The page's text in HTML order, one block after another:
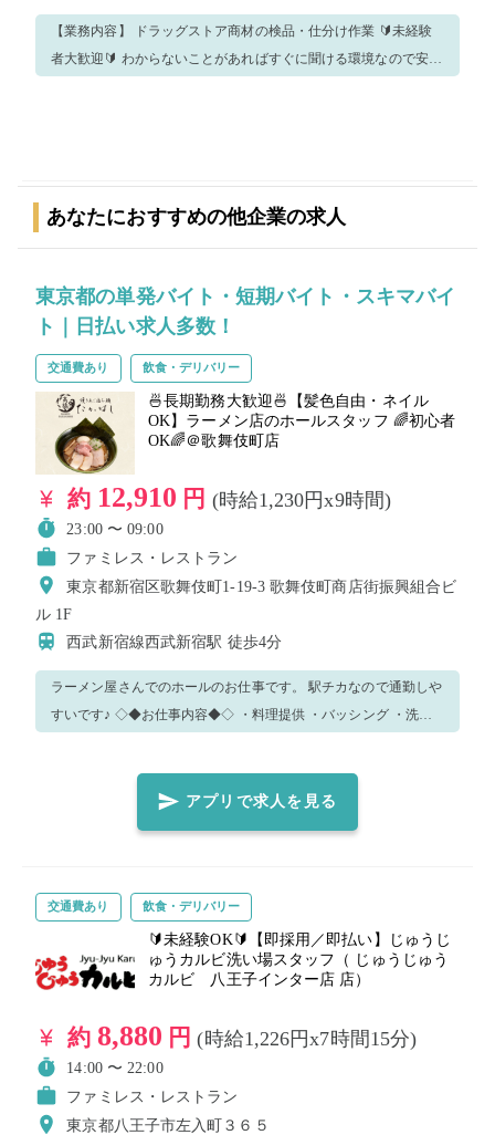
【業務内容】 ドラッグストア商材の検品・仕分け作業 🔰未経験
者大歓迎🔰 わからないことがあればすぐに聞ける環境なので安心
あなたにおすすめの他企業の求人
東京都の単発バイト・短期バイト・スキマバイ
ト｜日払い求人多数！
交通費あり 飲食・デリバリー
🍜長期勤務大歓迎🍜【髪色自由・ネイル
OK】ラーメン店のホールスタッフ 🌈初心者
OK🌈＠歌舞伎町店
約 12,910 円 (時給1,230円x9時間)
23:00 〜 09:00
ファミレス・レストラン
東京都新宿区歌舞伎町1-19-3 歌舞伎町商店街振興組合ビ
ル 1F
西武新宿線西武新宿駅 徒歩4分
ラーメン屋さんでのホールのお仕事です。 駅チカなので通勤しや
すいです♪ ◇◆お仕事内容◆◇ ・料理提供 ・バッシング ・洗い
レクチャーさせていただきますので、安心してご就業いただけま
す！ わからないことや困ったことがあったら、気軽に質問してく
えください。 時計、ネックレス、指輪やアクセサリーは勤務前に
外してください。 ◇◆継続勤務◆◇ 長期アルバイトも募集中で
す。 働いてみて、続けてみたいと思ってくださったら、レギュラ
ーのアルバイトにてお迎えさせてください^^ ※休憩の開始時間は
アプリで求人を見る
交通費あり 飲食・デリバリー
🔰未経験OK🔰【即採用／即払い】じゅうじ
ゅうカルビ洗い場スタッフ（ じゅうじゅう
カルビ 八王子インター店 店）
約 8,880 円(時給1,226円x7時間15分)
14:00 〜 22:00
ファミレス・レストラン
東京都八王子市左入町３６５